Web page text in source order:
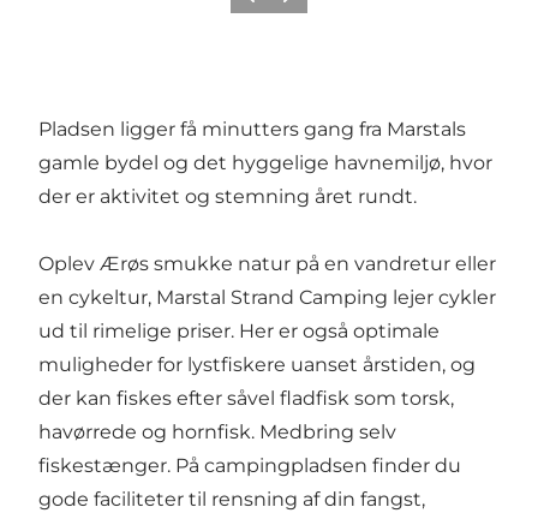
Pladsen ligger få minutters gang fra Marstals
gamle bydel og det hyggelige havnemiljø, hvor
der er aktivitet og stemning året rundt.
Oplev Ærøs smukke natur på en vandretur eller
en cykeltur, Marstal Strand Camping lejer cykler
ud til rimelige priser. Her er også optimale
muligheder for lystfiskere uanset årstiden, og
der kan fiskes efter såvel fladfisk som torsk,
havørrede og hornfisk. Medbring selv
fiskestænger. På campingpladsen finder du
gode faciliteter til rensning af din fangst,